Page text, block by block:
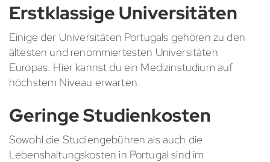
Erstklassige Universitäten
Einige der Universitäten Portugals gehören zu den
ältesten und renommiertesten Universitäten
Europas. Hier kannst du ein Medizinstudium auf
höchstem Niveau erwarten.
Geringe Studienkosten
Sowohl die Studiengebühren als auch die
Lebenshaltungskosten in Portugal sind im